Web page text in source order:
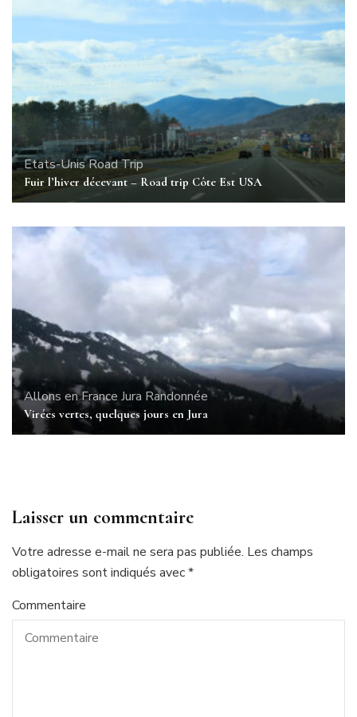
Etats-UnisRoad Trip
Fuir l’hiver décevant – Road trip Côte Est USA
Allons en France Jura Randonnée
Virées vertes, quelques jours en Jura
Laisser un commentaire
Votre adresse e-mail ne sera pas publiée. Les champs
obligatoires sont indiqués avec*
Commentaire